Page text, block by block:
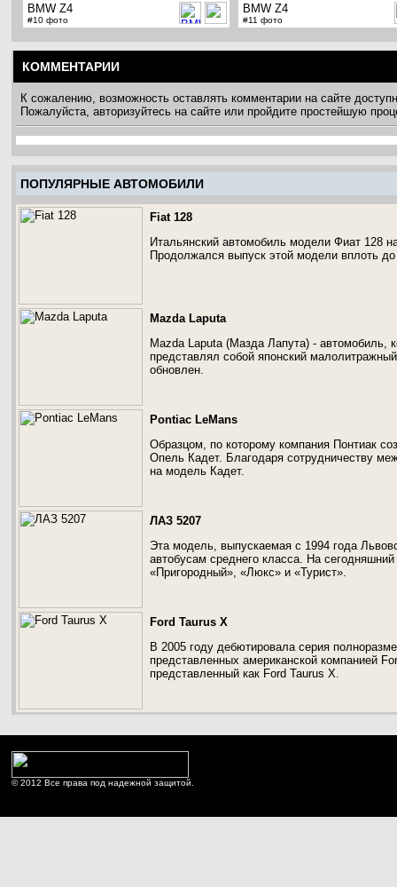
BMW Z4
#10 фото
BMW Z4
#11 фото
КОММЕНТАРИИ
К сожалению, возможность оставлять комментарии на сайте
Пожалуйста, авторизуйтесь на сайте или пройдите простейшую
ПОПУЛЯРНЫЕ АВТОМОБИЛИ
Fiat 128
Итальянский автомобиль модели Фиат 128
Продолжался выпуск этой модели вплоть до
Mazda Laputa
Mazda Laputa (Мазда Лапута) - автомобиль,
представлял собой японский
обновлен.
Pontiac LeMans
Образцом, по которому компания Понтиак
Опель Кадет. Благодаря сотрудничеству
на модель Кадет.
ЛАЗ 5207
Эта модель, выпускаемая с 1994 года
автобусам среднего класса. На
«Пригородный», «Люкс» и «Турист».
Ford Taurus X
В 2005 году дебютировала серия
представленных американской компанией
представленный как Ford Taurus X.
© 2012 Все права под надежной защитой.